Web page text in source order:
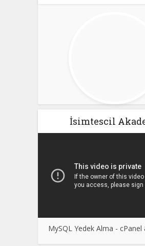
İsimtescil
MySQL Yedek Alma - cPanel